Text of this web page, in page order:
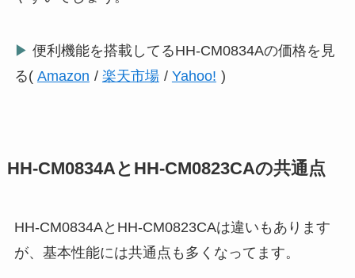
▶ 便利機能を搭載してるHH-CM0834Aの価格を見
る( Amazon / 楽天市場 / Yahoo! )
HH-CM0834AとHH-CM0823CAの共通点
HH-CM0834AとHH-CM0823CAは違いもあります
が、基本性能には共通点も多くなってます。